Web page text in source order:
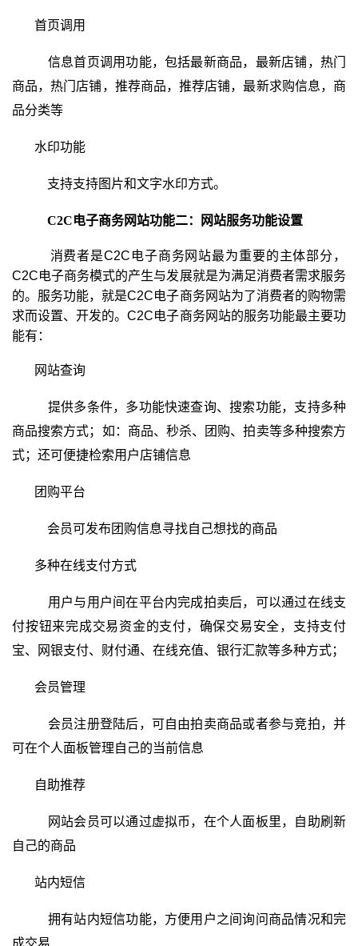
首页调用
信息首页调用功能，包括最新商品，最新店铺，热门
商品，热门店铺，推荐商品，推荐店铺，最新求购信息，商
品分类等
水印功能
支持支持图片和文字水印方式。
C2C电子商务网站功能二： 网站服务功能设置
消费者是C2C电子商务网站最为重要的主体部分，
C2C电子商务模式的产生与发展就是为满足消费者需求服务
的。服务功能，就是C2C电子商务网站为了消费者的购物需
求而设置、开发的。C2C电子商务网站的服务功能最主要功
能有：
网站查询
提供多条件，多功能快速查询、搜索功能，支持多种
商品搜索方式；如：商品、秒杀、团购、拍卖等多种搜索方
式；还可便捷检索用户店铺信息
团购平台
会员可发布团购信息寻找自己想找的商品
多种在线支付方式
用户与用户间在平台内完成拍卖后，可以通过在线支
付按钮来完成交易资金的支付，确保交易安全，支持支付
宝、网银支付、财付通、在线充值、银行汇款等多种方式；
会员管理
会员注册登陆后，可自由拍卖商品或者参与竞拍，并
可在个人面板管理自己的当前信息
自助推荐
网站会员可以通过虚拟币，在个人面板里，自助刷新
自己的商品
站内短信
拥有站内短信功能，方便用户之间询问商品情况和完
成交易